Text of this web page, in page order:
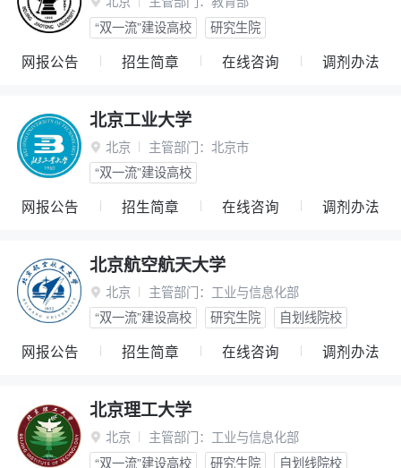
“双一流”建设高校
研究生院
网报公告 招生简章 在线咨询 调剂办法
北京工业大学
 北京 主管部门： 北京市
“双一流”建设高校
网报公告 招生简章 在线咨询 调剂办法
北京航空航天大学
 北京 主管部门： 工业与信息化部
“双一流”建设高校
研究生院 自划线院校
网报公告 招生简章 在线咨询 调剂办法
北京理工大学
 北京 主管部门： 工业与信息化部
“双一流”建设高校
研究生院 自划线院校